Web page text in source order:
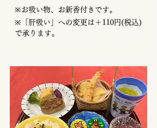
※お吸い物、お新香付きです。
※「肝吸い」への変更は＋110円(税込)
で承ります。